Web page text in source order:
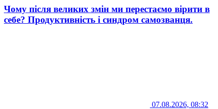
Чому після великих змін ми перестаємо вірити в
себе? Продуктивність і синдром самозванця.
07.08.2026, 08:32